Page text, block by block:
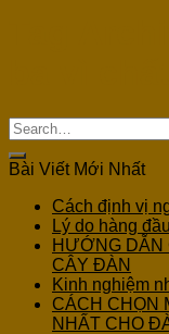
Bài Viết Mới Nhất
Cách định vị
Lý do hàng
HƯỚNG DẪN
CÂY ĐÀN
Kinh nghiệm
CÁCH CHỌN
NHẤT CHO